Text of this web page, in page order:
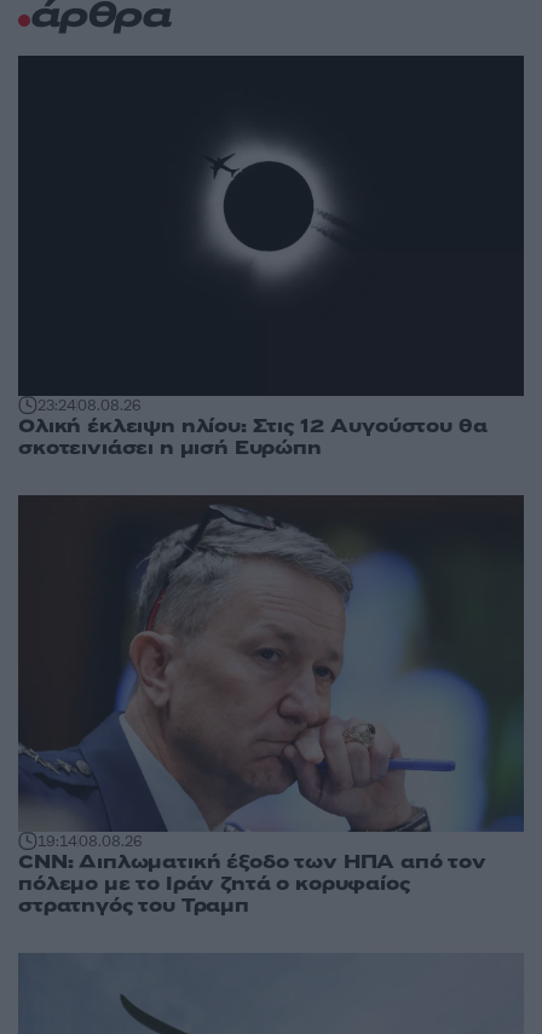
άρθρα
23:2408.08.26
Ολική έκλειψη ηλίου: Στις 12 Αυγούστου θα
σκοτεινιάσει η μισή Ευρώπη
19:1408.08.26
CNN: Διπλωματική έξοδο των ΗΠΑ από τον
πόλεμο με το Ιράν ζητά ο κορυφαίος
στρατηγός του Τραμπ